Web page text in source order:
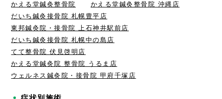
かえる堂鍼灸整骨院
かえる堂鍼灸整骨院 沖縄店
だいち鍼灸接骨院 札幌豊平店
東邦鍼灸院・接骨院 上石神井駅前店
だいち鍼灸接骨院 札幌中の島店
てて整骨院 伏見啓明店
かえる堂鍼灸院 整骨院 うるま店
ウェルネス鍼灸院・接骨院 甲府千塚店